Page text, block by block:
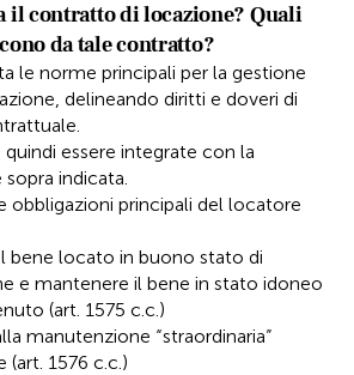
il contratto di locazione? Quali
da tale contratto?
le norme principali per la gestione
delineando diritti e doveri di
essere integrate con la
indicata.
obbligazioni principali del locatore
bene locato in buono stato di
e mantenere il bene in stato idoneo
(art. 1575 c.c.)
manutenzione “straordinaria”
(art. 1576 c.c.)